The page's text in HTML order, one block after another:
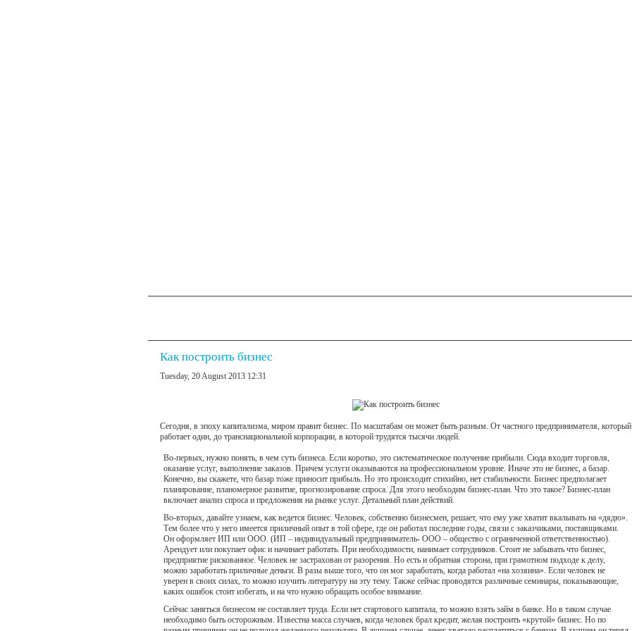
Как построить бизнес
Tuesday, 20 August 2013 12:31
Сегодня, в эпоху капитализма, миром правит бизнес. По масштабам он может быть разным. От частного предпринимателя, который
работает один, до транснациональной корпорации, в которой трудятся тысячи людей.
Во-первых, нужно понять, в чем суть бизнеса. Если коротко, это систематическое получение прибыли. Сюда входит торговля,
оказание услуг, выполнение заказов. Причем услуги оказываются на профессиональном уровне. Иначе это не бизнес, а базар.
Конечно, вы скажете, что базар тоже приносит прибыль. Но это происходит стихийно, нет стабильности. Бизнес предполагает
планирование, планомерное развитие, прогнозирование спроса. Для этого необходим бизнес-план. Что это такое? Бизнес-план
включает анализ спроса и предложения на рынке услуг. Детальный план действий.
Во-вторых, давайте узнаем, как ведется бизнес. Человек, собственно бизнесмен, решает, что ему уже хватит вкалывать на «дядю».
Тем более что у него имеется приличный опыт в той сфере, где он работал последние годы, связи с заказчиками, поставщиками.
Он оформляет ИП или ООО. (ИП – индивидуальный предприниматель- ООО – общество с ограниченной ответственностью).
Арендует или покупает офис и начинает работать. При необходимости, нанимает сотрудников. Стоит не забывать что бизнес,
предприятие рискованное. Человек не застрахован от разорения. Но есть и обратная сторона, при грамотном подходе к делу,
можно заработать приличные деньги. В разы выше того, что он мог заработать, когда работал «на хозяина». Если человек не
уверен в своих силах, то можно изучить литературу на эту тему. Также сейчас проводятся различные семинары, показывающие,
каких ошибок стоит избегать, и на что нужно обращать особое внимание.
Сейчас заняться бизнесом не составляет труда. Если нет стартового капитала, то можно взять займ в банке. Но в таком случае
необходимо быть осторожным. Известна масса случаев, когда человек брал кредит, желая построить «крутой» бизнес. Но по